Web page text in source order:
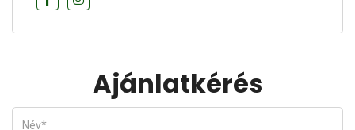
Ajánlatkérés